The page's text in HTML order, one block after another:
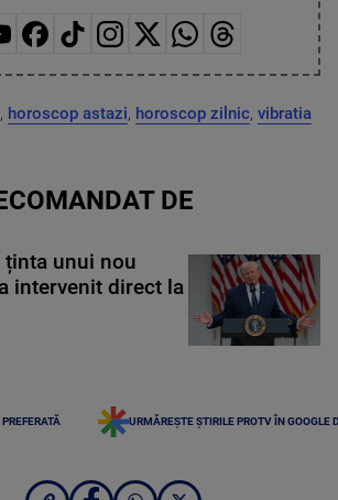
, horoscop astazi, horoscop zilnic, vibratia
DE
ținta unui nou
intervenit direct la
URMĂREȘTE ȘTIRILE PROTV ÎN GOOGLE